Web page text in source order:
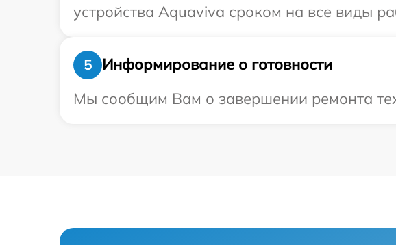
устройства Aquaviva сроком на все виды
5
Информирование о готовности
Мы сообщим Вам о завершении ремонта